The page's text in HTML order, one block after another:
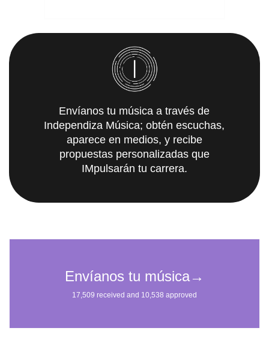
Envíanos tu música a través de
Independiza Música; obtén escuchas,
aparece en medios, y recibe
propuestas personalizadas que
IMpulsarán tu carrera.